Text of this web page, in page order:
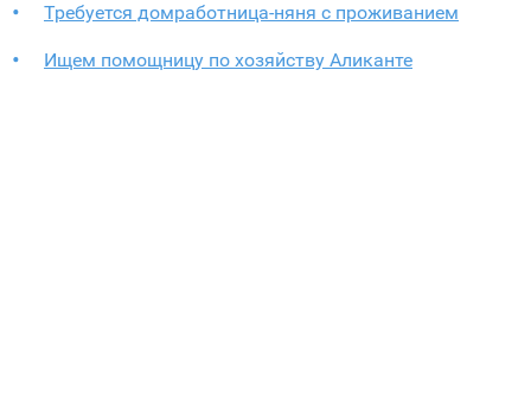
Требуется домработница-няня с проживанием
Ищем помощницу по хозяйству Аликанте